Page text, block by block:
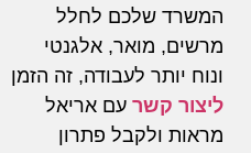
המשרד שלכם לחלל
מרשים, מואר, אלגנטי
ונוח יותר לעבודה, זה הזמן
ליצור קשר עם אריאל
מראות ולקבל פתרון